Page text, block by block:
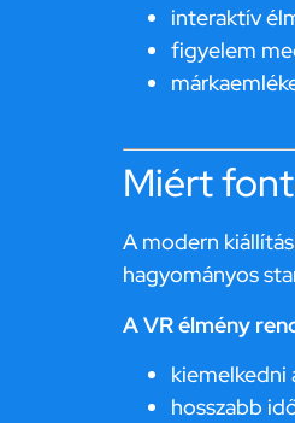
interaktív
figyelem
Miért
A modern
hagyományos
A VR élmény
kiemelkedni
hosszabb